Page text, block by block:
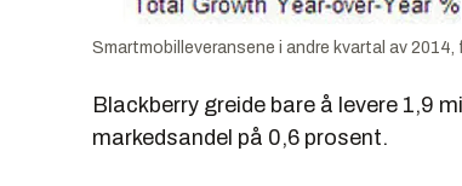
Smartmobilleveransene i andre kvartal av
Blackberry greide bare å levere 1,9
markedsandel på 0,6 prosent.